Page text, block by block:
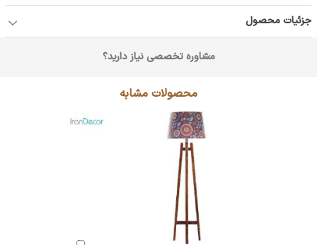
جزئیات محصول
مشاوره تخصصی نیاز دارید؟
محصولات مشابه